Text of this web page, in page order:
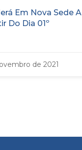
Em Nova Sede A
Do Dia 01º
de 2021